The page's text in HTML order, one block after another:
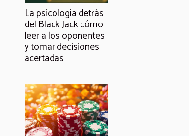
La psicología detrás
del Black Jack cómo
leer a los oponentes
y tomar decisiones
acertadas